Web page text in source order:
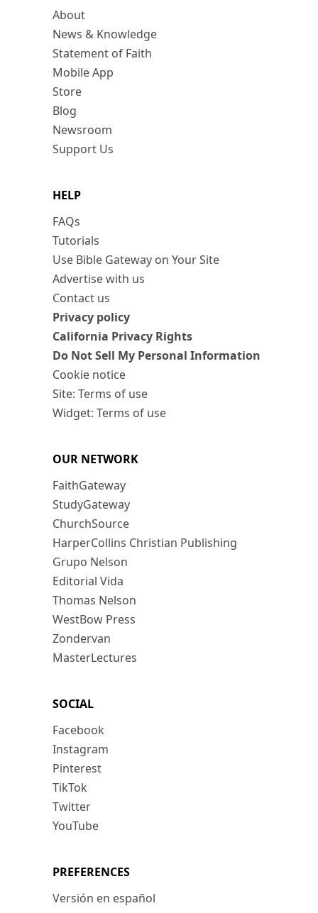
About
News & Knowledge
Statement of Faith
Mobile App
Store
Blog
Newsroom
Support Us
HELP
FAQs
Tutorials
Use Bible Gateway on Your Site
Advertise with us
Contact us
Privacy policy
California Privacy Rights
Do Not Sell My Personal Information
Cookie notice
Site: Terms of use
Widget: Terms of use
OUR NETWORK
FaithGateway
StudyGateway
ChurchSource
HarperCollins Christian Publishing
Grupo Nelson
Editorial Vida
Thomas Nelson
WestBow Press
Zondervan
MasterLectures
SOCIAL
Facebook
Instagram
Pinterest
TikTok
Twitter
YouTube
PREFERENCES
Versión en español